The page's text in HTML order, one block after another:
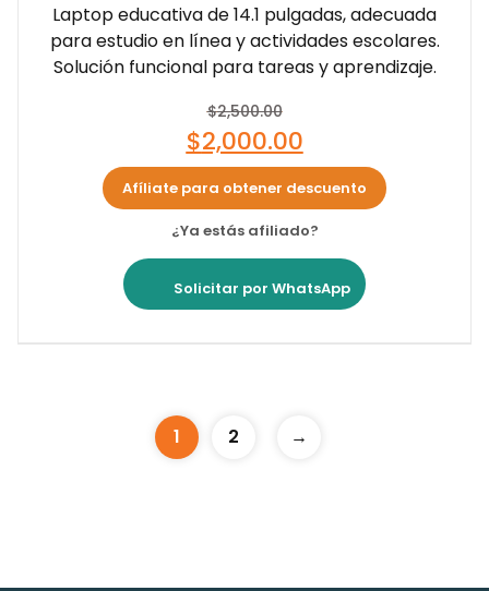
Laptop educativa de 14.1 pulgadas, adecuada
para estudio en línea y actividades escolares.
Solución funcional para tareas y aprendizaje.
$2,500.00
$2,000.00
Afíliate para obtener descuento
¿Ya estás afiliado?
Solicitar por WhatsApp
1 2 →